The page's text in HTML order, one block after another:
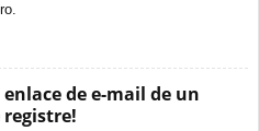
de e-mail de un
registre!